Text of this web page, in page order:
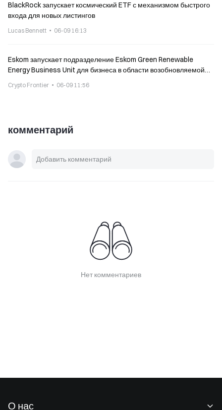
BlackRock запускает космический ETF с механизмом быстрого
входа для новых листингов
Lucas Bennett 06-09 16:13
Eskom запускает подразделение Eskom Green Renewable
Energy Business Unit для бизнеса в области возобновляемой
Crypto Frontier 06-09 11:56
комментарий
Нет комментариев
О нас